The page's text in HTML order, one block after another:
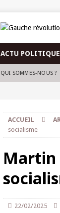
ACTU
QUI SOMMES-NOUS ?
ACCUEIL
socialisme
Martin
22/02/2025